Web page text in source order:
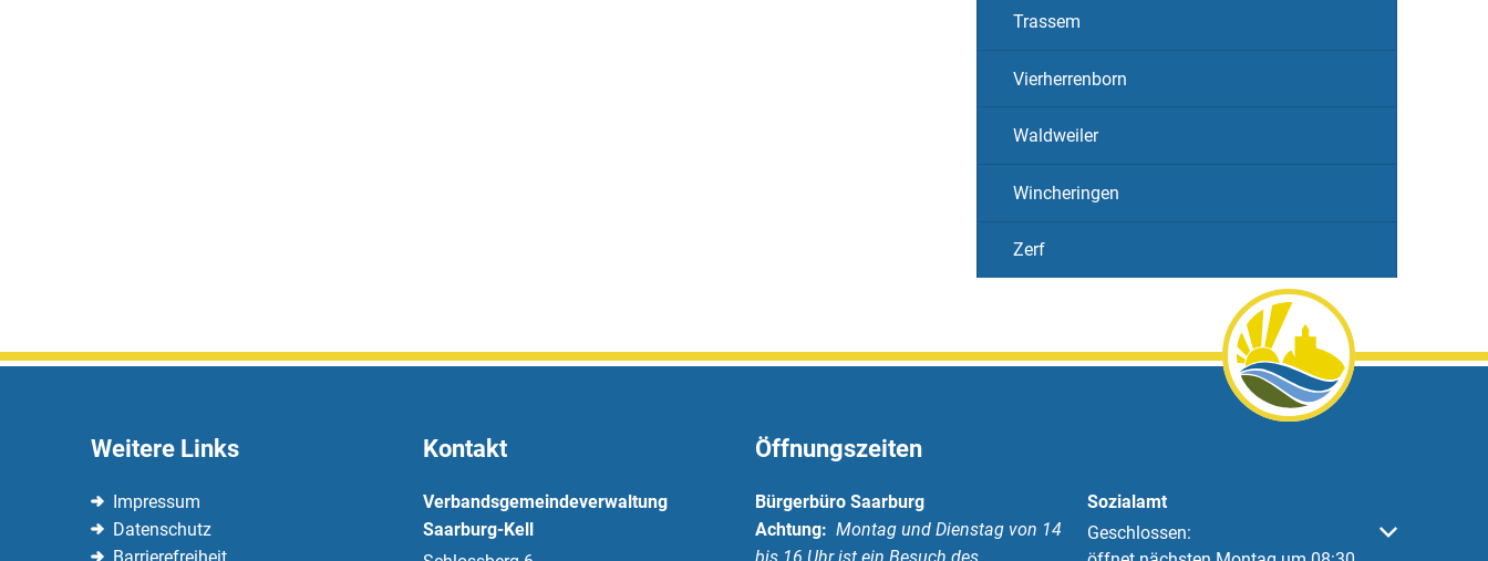
Trassem
Vierherrenborn
Waldweiler
Wincheringen
Zerf
Weitere Links
Impressum
Datenschutz
Kontakt
Verbandsgemeindeverwaltung
Saarburg-Kell
Öffnungszeiten
Bürgerbüro Saarburg
Achtung: Montag und Dienstag von 14
Sozialamt
Klicken, um weitere Öffnungs- oder Schließzeiten
Geschlossen: